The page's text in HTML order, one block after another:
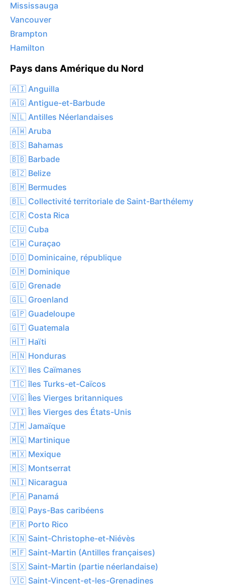
Mississauga
Vancouver
Brampton
Hamilton
Pays dans Amérique du Nord
🇦🇮 Anguilla
🇦🇬 Antigue-et-Barbude
🇳🇱 Antilles Néerlandaises
🇦🇼 Aruba
🇧🇸 Bahamas
🇧🇧 Barbade
🇧🇿 Belize
🇧🇲 Bermudes
🇧🇱 Collectivité territoriale de Saint-Barthélemy
🇨🇷 Costa Rica
🇨🇺 Cuba
🇨🇼 Curaçao
🇩🇴 Dominicaine, république
🇩🇲 Dominique
🇬🇩 Grenade
🇬🇱 Groenland
🇬🇵 Guadeloupe
🇬🇹 Guatemala
🇭🇹 Haïti
🇭🇳 Honduras
🇰🇾 Iles Caïmanes
🇹🇨 îles Turks-et-Caïcos
🇻🇬 Îles Vierges britanniques
🇻🇮 Îles Vierges des États-Unis
🇯🇲 Jamaïque
🇲🇶 Martinique
🇲🇽 Mexique
🇲🇸 Montserrat
🇳🇮 Nicaragua
🇵🇦 Panamá
🇧🇶 Pays-Bas caribéens
🇵🇷 Porto Rico
🇰🇳 Saint-Christophe-et-Niévès
🇲🇫 Saint-Martin (Antilles françaises)
🇸🇽 Saint-Martin (partie néerlandaise)
🇻🇨 Saint-Vincent-et-les-Grenadines